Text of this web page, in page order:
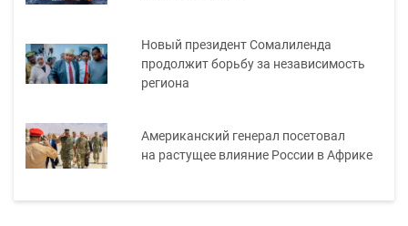
Новый президент Сомалиленда
продолжит борьбу за независимость
региона
Американский генерал посетовал
на растущее влияние России в Африке